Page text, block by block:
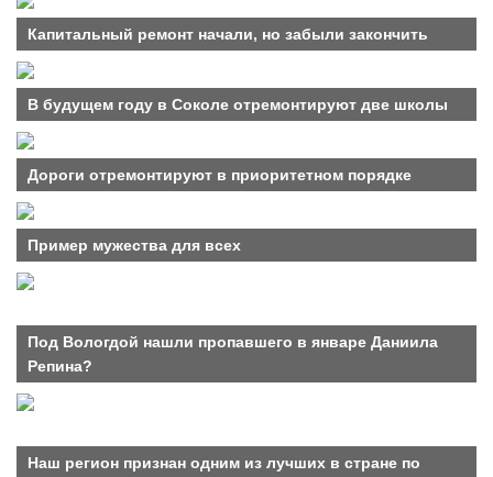
Капитальный ремонт начали, но забыли закончить
В будущем году в Соколе отремонтируют две школы
Дороги отремонтируют в приоритетном порядке
Пример мужества для всех
Под Вологдой нашли пропавшего в январе Даниила
Репина?
Наш регион признан одним из лучших в стране по